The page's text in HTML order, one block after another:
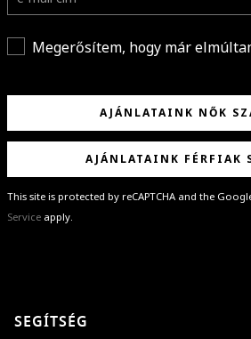
Megerősítem, hogy már
AJÁNLATAINK NŐK
AJÁNLATAINK FÉRFIAK
This site is protected by reCAPTCHA and the
Service apply.
Alig várjuk, hogy elküldhessük neked
különleges ajánlatainkat és
SEGÍTSÉG